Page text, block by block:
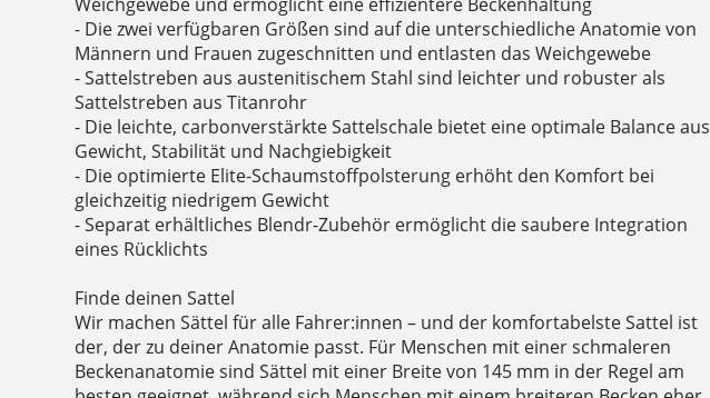
- Die zwei verfügbaren Größen sind auf die unterschiedliche Anatomie von
Männern und Frauen zugeschnitten und entlasten das Weichgewebe
- Sattelstreben aus austenitischem Stahl sind leichter und robuster als
Sattelstreben aus Titanrohr
- Die leichte, carbonverstärkte Sattelschale bietet eine optimale Balance aus
Gewicht, Stabilität und Nachgiebigkeit
- Die optimierte Elite-Schaumstoffpolsterung erhöht den Komfort bei
gleichzeitig niedrigem Gewicht
- Separat erhältliches Blendr-Zubehör ermöglicht die saubere Integration
eines Rücklichts
Finde deinen Sattel
Wir machen Sättel für alle Fahrer:innen – und der komfortabelste Sattel ist
der, der zu deiner Anatomie passt. Für Menschen mit einer schmaleren
Beckenanatomie sind Sättel mit einer Breite von 145 mm in der Regel am